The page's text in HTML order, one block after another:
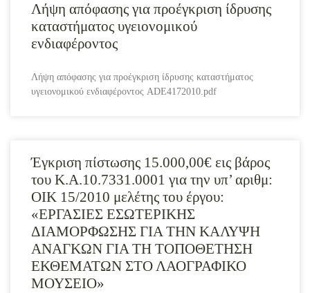
Λήψη απόφασης για προέγκριση ίδρυσης
καταστήματος υγειονομικού
ενδιαφέροντος
Λήψη απόφασης για προέγκριση ίδρυσης καταστήματος
υγειονομικού ενδιαφέροντος ADE4172010.pdf
Έγκριση πίστωσης 15.000,00€ εις βάρος
του Κ.Α.10.7331.0001 για την υπ’ αριθμ:
ΟΙΚ 15/2010 μελέτης του έργου:
«ΕΡΓΑΣΙΕΣ ΕΣΩΤΕΡΙΚΗΣ
ΔΙΑΜΟΡΦΩΣΗΣ ΓΙΑ ΤΗΝ ΚΑΛΥΨΗ
ΑΝΑΓΚΩΝ ΓΙΑ ΤΗ ΤΟΠΟΘΕΤΗΣΗ
ΕΚΘΕΜΑΤΩΝ ΣΤΟ ΛΑΟΓΡΑΦΙΚΟ
ΜΟΥΣΕΙΟ»